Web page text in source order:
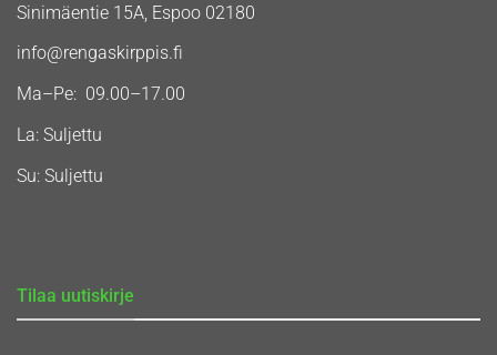
Sinimäentie 15A, Espoo 02180
info@rengaskirppis.fi
Ma–Pe: 09.00–17.00
La: Suljettu
Su: Suljettu
Tilaa uutiskirje